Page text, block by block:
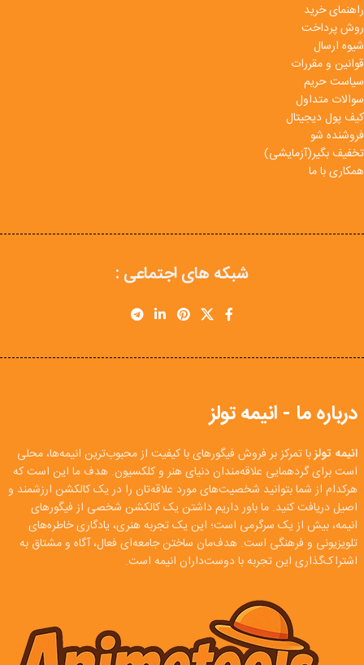
راهنمای خرید
روش پرداخت
شیوه ارسال
قوانین و مقررات
سیاست حریم
سوالات متداول
کیف پول دیجیتال
فروشنده شو
تخفیف بگیر(آزمایشی)
همکاری با ما
شبکه های اجتماعی :
درباره ما - انیمه تولز
انیمه تولزبا تمرکز بر فروش فیگورهای با کیفیت از محبوب‌ترین انیمه‌ها، محلی
است برای گردهمایی علاقه‌مندان دنیای هنر و کلکسیون. هدف ما این است که
هرکدام از شما بتوانید شخصیت‌های مورد علاقه‌تان را در یک کالکشن ارزشمند و
اصیل دریافت کنید. ما باور داریم داشتن یک کالکشن شخصی از فیگورهای
انیمه، بیش از یک سرگرمی است؛ این یک تجربه هنری، یادگاری خاطره‌های
تلویزیونی و فرهنگی است. هدف‌مان ساختن جامعه‌ای فعال، آگاه و مشتاق به
اشتراک‌گذاری این تجربه با دوست‌داران انیمه است.